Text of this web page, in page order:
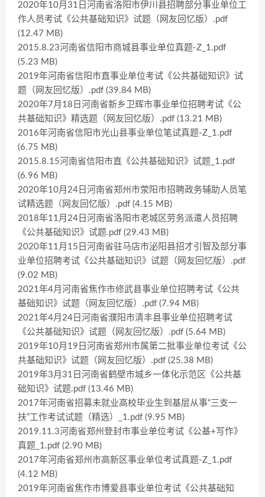
2020年10月31日河南省洛阳市伊川县招聘部分事业单位工
作人员考试《公共基础知识》试题（网友回忆版）.pdf
(12.47 MB)
2015.8.23河南省信阳市商城县事业单位真题-Z_1.pdf
(5.23 MB)
2019年河南省信阳市直事业单位考试《公共基础知识》试
题（网友回忆版）.pdf (39.84 MB)
2020年7月18日河南省新乡卫辉市事业单位招聘考试《公
共基础知识》精选题（网友回忆版）.pdf (13.21 MB)
2016年河南省信阳市光山县事业单位笔试真题-Z_1.pdf
(6.75 MB)
2015.8.15河南省信阳市直《公共基础知识》试题_1.pdf
(6.96 MB)
2020年10月24日河南省郑州市荥阳市招聘政务辅助人员笔
试精选题（网友回忆版）.pdf (4.15 MB)
2018年11月24日河南省洛阳市老城区劳务派遣人员招聘
《公共基础知识》试题.pdf (29.43 MB)
2020年11月15日河南省驻马店市泌阳县招才引智及部分事
业单位招聘考试《公共基础知识》试题（网友回忆版）.pdf
(9.02 MB)
2021年4月河南省焦作市修武县事业单位招聘考试《公共
基础知识》试题（网友回忆版）.pdf (7.94 MB)
2021年4月24日河南省濮阳市清丰县事业单位招聘考试
《公共基础知识》试题（网友回忆版）.pdf (5.64 MB)
2019年10月19日河南省郑州市属第二批事业单位考试《公
共基础知识》试题（网友回忆版）.pdf (25.38 MB)
2019年3月31日河南省鹤壁市城乡一体化示范区《公共基
础知识》试题.pdf (13.46 MB)
2017年河南省招募未就业高校毕业生到基层从事“三支一
扶”工作考试试题（精选）_1.pdf (9.95 MB)
2019.11.3河南省郑州登封市事业单位考试《公基+写作》
真题_1.pdf (2.90 MB)
2017年河南省郑州市高新区事业单位考试真题-Z_1.pdf
(4.12 MB)
2019年河南省焦作市博爱县事业单位考试《公共基础知